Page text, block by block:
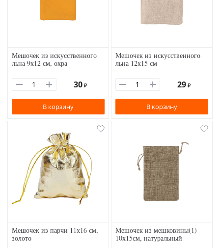
Мешочек из искусственного
льна 9х12 см, охра
30 ₽
В корзину
Мешочек из искусственного
льна 12х15 см
29 ₽
В корзину
Мешочек из парчи 11х16 см,
золото
Мешочек из мешковины(1)
10х15см, натуральный